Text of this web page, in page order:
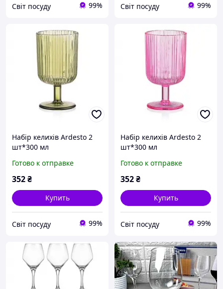
Світ посуду 99% Світ посуду 99%
Набір келихів Ardesto 2
шт*300 мл
Готово к отправке
352₴
Купить
Світ посуду 99%
Набір келихів Ardesto 2
шт*300 мл
Готово к отправке
352₴
Купить
Світ посуду 99%